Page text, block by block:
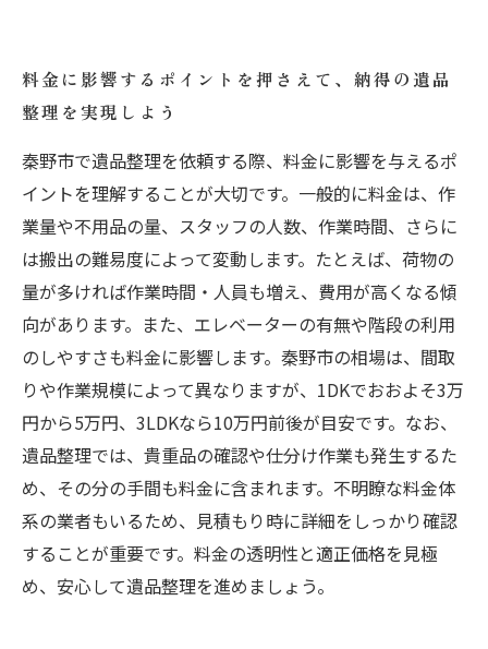
料金に影響するポイントを押さえて、納得の遺品
整理を実現しよう
秦野市で遺品整理を依頼する際、料金に影響を与えるポ
イントを理解することが大切です。一般的に料金は、作
業量や不用品の量、スタッフの人数、作業時間、さらに
は搬出の難易度によって変動します。たとえば、荷物の
量が多ければ作業時間・人員も増え、費用が高くなる傾
向があります。また、エレベーターの有無や階段の利用
のしやすさも料金に影響します。秦野市の相場は、間取
りや作業規模によって異なりますが、1DKでおおよそ3万
円から5万円、3LDKなら10万円前後が目安です。なお、
遺品整理では、貴重品の確認や仕分け作業も発生するた
め、その分の手間も料金に含まれます。不明瞭な料金体
系の業者もいるため、見積もり時に詳細をしっかり確認
することが重要です。料金の透明性と適正価格を見極
め、安心して遺品整理を進めましょう。